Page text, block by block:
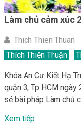
Làm chủ cảm xúc
Thich Thien Thuan
Thích Thiện Thuận
Khóa An Cư Kiết Hạ
quận 3, Tp HCM ngày
sẻ bài pháp Làm chủ
Xem tiếp